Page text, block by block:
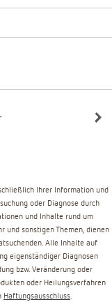
Ihrer Information und
oder Diagnose durch
und Inhalte rund um
und sonstigen Themen, dienen
Alle Inhalte auf
eigenständiger Diagnosen
bzw. Veränderung oder
oder Heilungsverfahren
Haftungsausschluss.